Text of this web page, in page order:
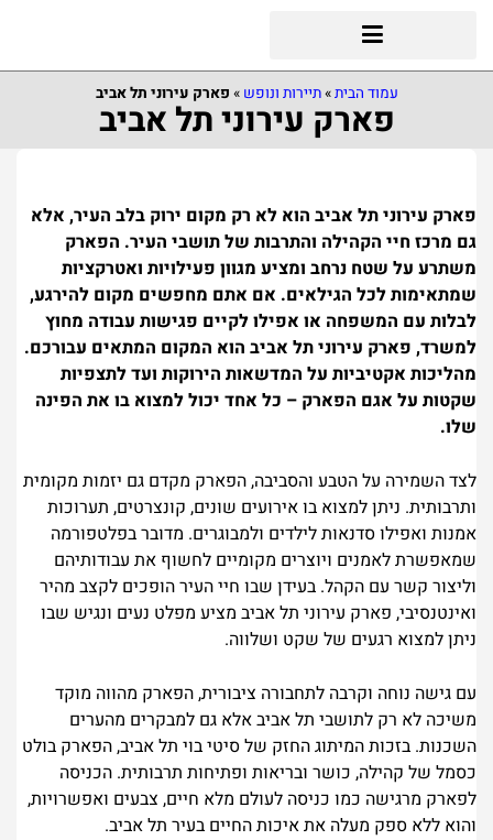
עמוד הבית»תיירות ונופש » פארק עירוני תל אביב
פארק עירוני תל אביב
פארק עירוני תל אביב הוא לא רק מקום ירוק בלב העיר, אלא
גם מרכז חיי הקהילה והתרבות של תושבי העיר. הפארק
משתרע על שטח נרחב ומציע מגוון פעילויות ואטרקציות
שמתאימות לכל הגילאים. אם אתם מחפשים מקום להירגע,
לבלות עם המשפחה או אפילו לקיים פגישות עבודה מחוץ
למשרד, פארק עירוני תל אביב הוא המקום המתאים עבורכם.
מהליכות אקטיביות על המדשאות הירוקות ועד לתצפיות
שקטות על אגם הפארק – כל אחד יכול למצוא בו את הפינה
שלו.
לצד השמירה על הטבע והסביבה, הפארק מקדם גם יזמות מקומית
ותרבותית. ניתן למצוא בו אירועים שונים, קונצרטים, תערוכות
אמנות ואפילו סדנאות לילדים ולמבוגרים. מדובר בפלטפורמה
שמאפשרת לאמנים ויוצרים מקומיים לחשוף את עבודותיהם
וליצור קשר עם הקהל. בעידן שבו חיי העיר הופכים לקצב מהיר
ואינטנסיבי, פארק עירוני תל אביב מציע מפלט נעים ונגיש שבו
ניתן למצוא רגעים של שקט ושלווה.
עם גישה נוחה וקרבה לתחבורה ציבורית, הפארק מהווה מוקד
משיכה לא רק לתושבי תל אביב אלא גם למבקרים מהערים
השכנות. בזכות המיתוג החזק של סיטי בוי תל אביב, הפארק בולט
כסמל של קהילה, כושר ובריאות ופתיחות תרבותית. הכניסה
לפארק מרגישה כמו כניסה לעולם מלא חיים, צבעים ואפשרויות,
והוא ללא ספק מעלה את איכות החיים בעיר תל אביב.